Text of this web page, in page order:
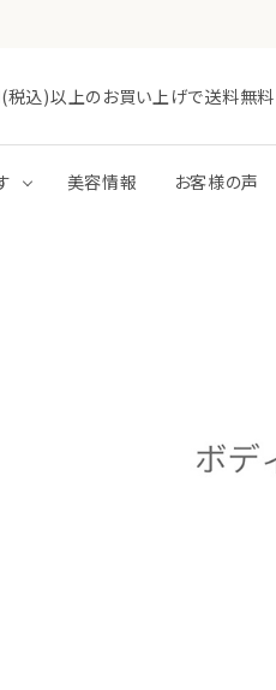
込)以上のお買い上げで送料無料
美容情報 お客様の声